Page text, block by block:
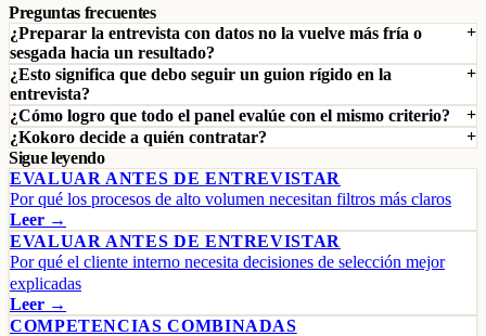
Preguntas frecuentes
¿Preparar la entrevista con datos no la vuelve más fría o
sesgada hacia un resultado?
¿Esto significa que debo seguir un guion rígido en la
entrevista?
¿Cómo logro que todo el panel evalúe con el mismo criterio?
¿Kokoro decide a quién contratar?
Sigue leyendo
EVALUAR ANTES DE ENTREVISTAR
Por qué los procesos de alto volumen necesitan filtros más claros
Leer →
EVALUAR ANTES DE ENTREVISTAR
Por qué el cliente interno necesita decisiones de selección mejor
explicadas
Leer →
COMPETENCIAS COMBINADAS